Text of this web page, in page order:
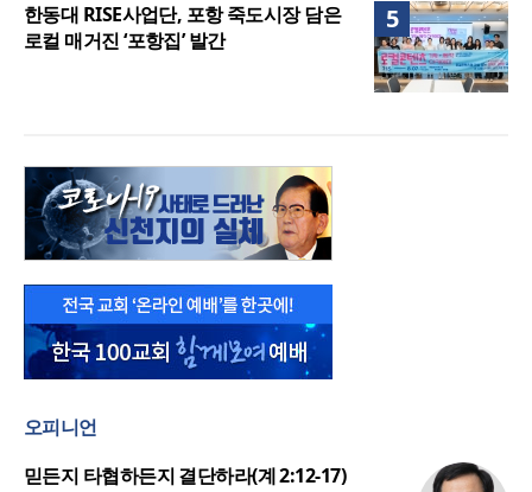
5
한동대 RISE사업단, 포항 죽도시장 담은
로컬 매거진 ‘포항집’ 발간
오피니언
믿든지 타협하든지 결단하라(계 2:12-17)